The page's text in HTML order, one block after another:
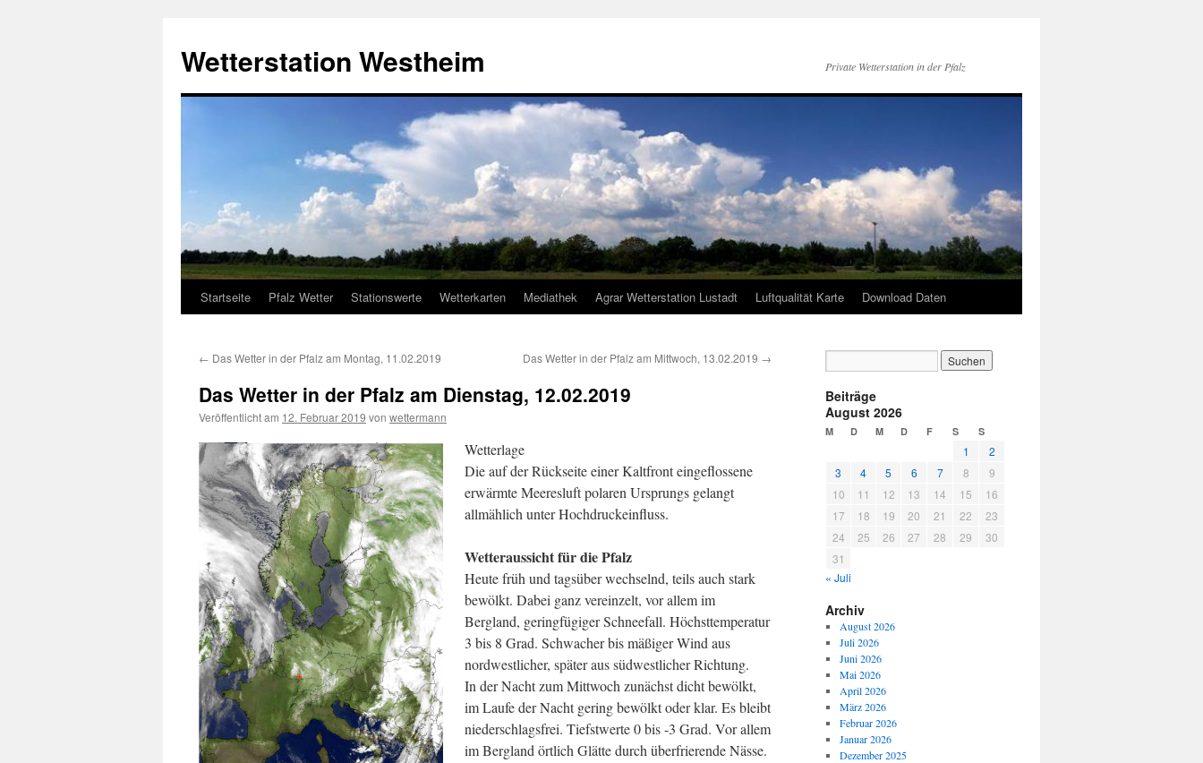
springen
Wetterstation Westheim Private Wetterstation in der Pfalz
Startseite Pfalz Wetter Stationswerte Wetterkarten Mediathek Agrar Wetterstation Lustadt Luftqualität Karte Download Daten
← Das Wetter in der Pfalz am Montag, 11.02.2019 Das Wetter in der Pfalz am Mittwoch, 13.02.2019 →
Das Wetter in der Pfalz am Dienstag, 12.02.2019
Veröffentlicht am 12. Februar 2019 von wettermann
Wetterlage
Die auf der Rückseite einer Kaltfront eingeflossene
erwärmte Meeresluft polaren Ursprungs gelangt
allmählich unter Hochdruckeinfluss.
Wetteraussicht für die Pfalz
Heute früh und tagsüber wechselnd, teils auch stark
bewölkt. Dabei ganz vereinzelt, vor allem im
Bergland, geringfügiger Schneefall. Höchsttemperatur
3 bis 8 Grad. Schwacher bis mäßiger Wind aus
nordwestlicher, später aus südwestlicher Richtung.
In der Nacht zum Mittwoch zunächst dicht bewölkt,
im Laufe der Nacht gering bewölkt oder klar. Es bleibt
niederschlagsfrei. Tiefstwerte 0 bis -3 Grad. Vor allem
im Bergland örtlich Glätte durch überfrierende Nässe.
Beiträge
August 2026
M D M D F S S
1
2
3
4 5 6 7 8
9
10
11 12 13 14 15
16
17
18 19 20 21 22
23
24
25 26 27 28 29
30
31
« Juli
Archiv
August 2026
Juli 2026
Juni 2026
Mai 2026
April 2026
März 2026
Februar 2026
Januar 2026
Dezember 2025